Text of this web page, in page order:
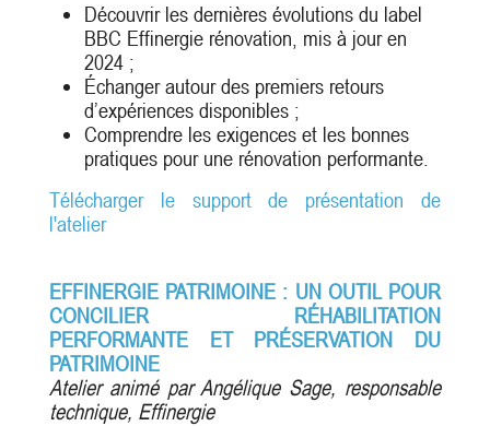
Découvrir les dernières évolutions du label
BBC Effinergie rénovation, mis à jour en
2024 ;
Échanger autour des premiers retours
d’expériences disponibles ;
Comprendre les exigences et les bonnes
pratiques pour une rénovation performante.
Télécharger le support de présentation de
l'atelier
EFFINERGIE PATRIMOINE : UN OUTIL POUR
CONCILIER RÉHABILITATION
PERFORMANTE ET PRÉSERVATION DU
PATRIMOINE
Atelier animé par Angélique Sage, responsable
technique, Effinergie